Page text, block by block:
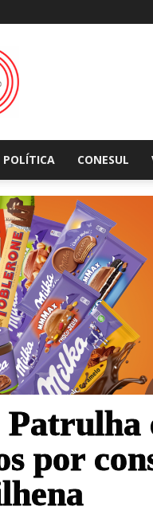
POLÍTICA CONESUL
por